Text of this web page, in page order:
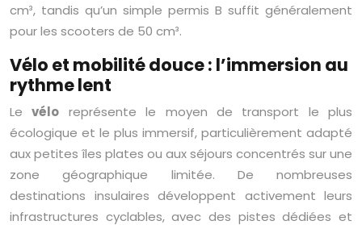
cm³, tandis qu’un simple permis B suffit généralement
pour les scooters de 50 cm³.
Vélo et mobilité douce : l’immersion au
rythme lent
Levélo représente le moyen de transport le plus
écologique et le plus immersif, particulièrement adapté
aux petites îles plates ou aux séjours concentrés sur une
zone géographique limitée. De nombreuses
destinations insulaires développent activement leurs
infrastructures cyclables, avec des pistes dédiées et